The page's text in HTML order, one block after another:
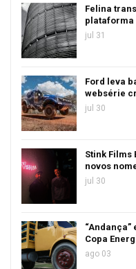
Felina
plataforma
jul 31
Ford leva
websérie
jul 30
Stink
novos
jul 30
“Andança”
Copa
ago 03